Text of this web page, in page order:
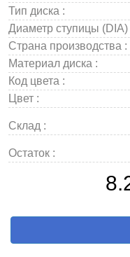
Тип диска :
Диаметр ступицы (DIA)
Страна производства :
Материал диска :
Код цвета :
Цвет :
Склад :
Остаток :